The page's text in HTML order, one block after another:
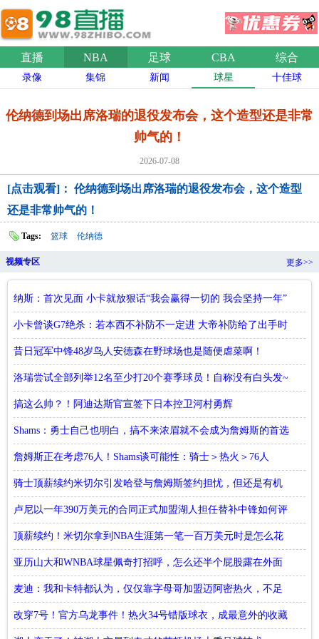
直播 NBA 足球 CBA 综合
录像 集锦 新闻 球星 十佳球
伦纳德到场出席洛瑞的退役发布会，这个造型还是非常
帅气的！
2026-07-08
[点击观看]： 伦纳德到场出席洛瑞的退役发布会，这个造型
还是非常帅气的！
Tags: 篮球 伦纳德
视频专区 更多>>
纳斯：首次见面 小卡就放狠话“我会赢得一切的 我会坚持一年”
小卡曾谈G7绝杀：若本西不补防不一定进 大帝补防给了出手时
间
昔日冠军中锋48岁鸟人安德森在野球场也是随便虐菜啊！
洛瑞尝试全部列举12名至少打20个赛季球员！自称没有白头发~
搞这么帅？！阿迪达斯官宣签下日本控卫河村勇辉
Shams：勇士自己也明白，搞不来浓眉就不会成为詹姆斯的首选
詹姆斯正在考虑76人！Shams谈可能性：骑士＞热火＞76人
骑士顶薪续约米切尔引发哈登与詹姆斯签约担忧，但还是有机
会签约
卢尼以一年390万美元的合同正式加盟湖人担任替补中锋如何评
价？
顶薪续约！米切尔拿到NBA生涯第一笔一百万美元时是怎么花
的
亚历山大和WNBA球星佩奇打招呼，怎么还半个屁股露在外面
的
麦迪：我和卡特都认为，仅仅靠字母哥加盟迈阿密热火，不足
以争冠
改穿7号！官方乌龙事件！热火34号错版球衣，成最意外的收藏